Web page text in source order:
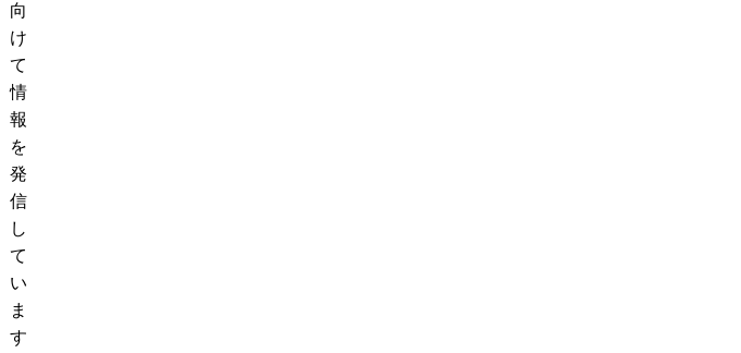
向
け
て
情
報
を
発
信
し
て
い
ま
す